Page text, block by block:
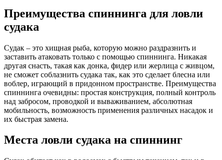
Преимущества спиннинга для ловли
судака
Судак – это хищная рыба, которую можно раздразнить и
заставить атаковать только с помощью спиннинга. Никакая
другая снасть, такая как донка, фидер или жерлица с живцом,
не сможет соблазнить судака так, как это сделает блесна или
воблер, играющий в придонном пространстве. Преимущества
спиннинга очевидны: простая конструкция, полный контроль
над забросом, проводкой и вываживанием, абсолютная
мобильность, возможность применения различных насадок и
их быстрая замена.
Места ловли судака на спиннинг